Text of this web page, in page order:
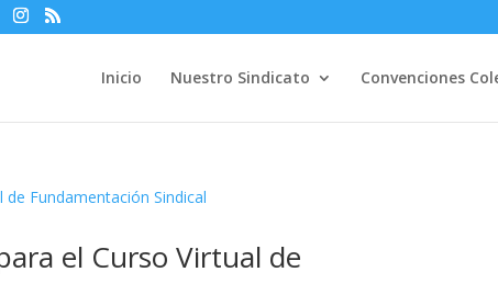
Inicio Nuestro Sindicato Convenciones
el Curso Virtual de